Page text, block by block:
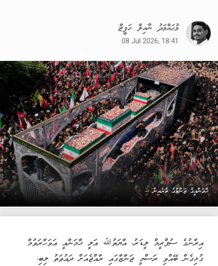
މުޙައްމަދު ނާއިލް ހަފީޒް
08 Jul 2026, 18:41
ޚާމަނާއީގެ ޖަނާޒާގެ ތެރެއިން --
އިރާނުގެ ސުޕްރީމް ލީޑަރު، އާޔަތުﷲ އަލީ ޚާމަނާއީ އަވަހާރަވުމާ
ގުޅިގެން ބޭއްވި ރަސްމީ ޖަނާޒާގައި ރާއްޖެއަށް ދައުވަތު ލިބި،